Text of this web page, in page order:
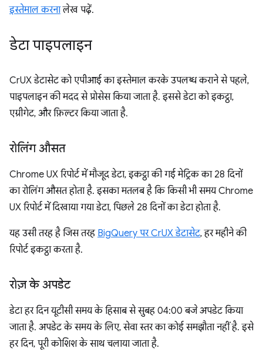
इस्तेमाल करनालेख पढ़ें.
डेटा पाइपलाइन
CrUX डेटासेट को एपीआई का इस्तेमाल करके उपलब्ध कराने से पहले,
पाइपलाइन की मदद से प्रोसेस किया जाता है. इससे डेटा को इकट्ठा,
एग्रीगेट, और फ़िल्टर किया जाता है.
रोलिंग औसत
Chrome UX रिपोर्ट में मौजूद डेटा, इकट्ठा की गई मेट्रिक का 28 दिनों
का रोलिंग औसत होता है. इसका मतलब है कि किसी भी समय Chrome
UX रिपोर्ट में दिखाया गया डेटा, पिछले 28 दिनों का डेटा होता है.
यह उसी तरह है जिस तरह BigQuery पर CrUX डेटासेट, हर महीने की
रिपोर्ट इकट्ठा करता है.
रोज़ के अपडेट
डेटा हर दिन यूटीसी समय के हिसाब से सुबह 04:00 बजे अपडेट किया
जाता है. अपडेट के समय के लिए, सेवा स्तर का कोई समझौता नहीं है. इसे
हर दिन, पूरी कोशिश के साथ चलाया जाता है.